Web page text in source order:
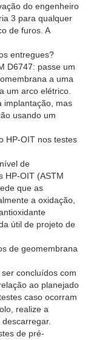
do engenheiro
3 para qualquer
de furos. A
entregues?
D6747: passe um
a uma
um arco elétrico.
implantação, mas
usando um
HP-OIT nos testes
de
HP-OIT (ASTM
que as
a oxidação,
útil de projeto de
de geomembrana
concluídos com
ao planejado
caso ocorram
realize a
de pré-